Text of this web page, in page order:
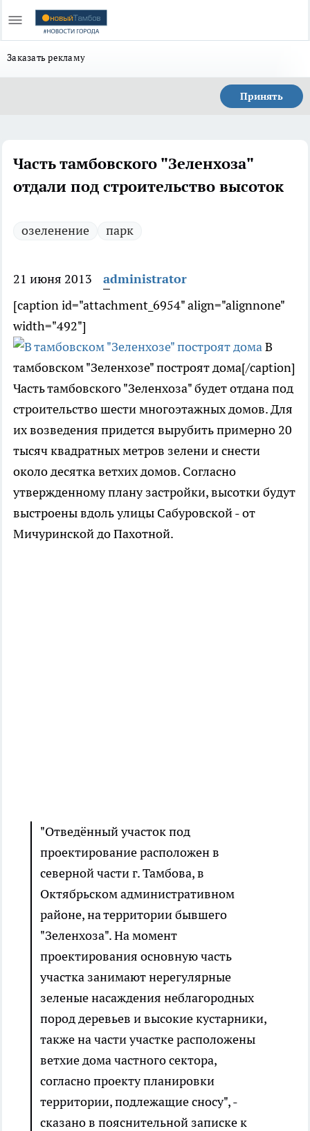
Заказать рекламу
Принять
Часть тамбовского "Зеленхоза"
отдали под строительство высоток
озеленение парк
21 июня 2013
administrator
[caption id="attachment_6954" align="alignnone"
width="492"]
В
тамбовском "Зеленхозе" построят дома[/caption]
Часть тамбовского "Зеленхоза" будет отдана под
строительство шести многоэтажных домов. Для
их возведения придется вырубить примерно 20
тысяч квадратных метров зелени и снести
около десятка ветхих домов. Согласно
утвержденному плану застройки, высотки будут
выстроены вдоль улицы Сабуровской - от
Мичуринской до Пахотной.
"Отведённый участок под
проектирование расположен в
северной части г. Тамбова, в
Октябрьском административном
районе, на территории бывшего
"Зеленхоза". На момент
проектирования основную часть
участка занимают нерегулярные
зеленые насаждения неблагородных
пород деревьев и высокие кустарники,
также на части участке расположены
ветхие дома частного сектора,
согласно проекту планировки
территории, подлежащие сносу", -
сказано в пояснительной записке к